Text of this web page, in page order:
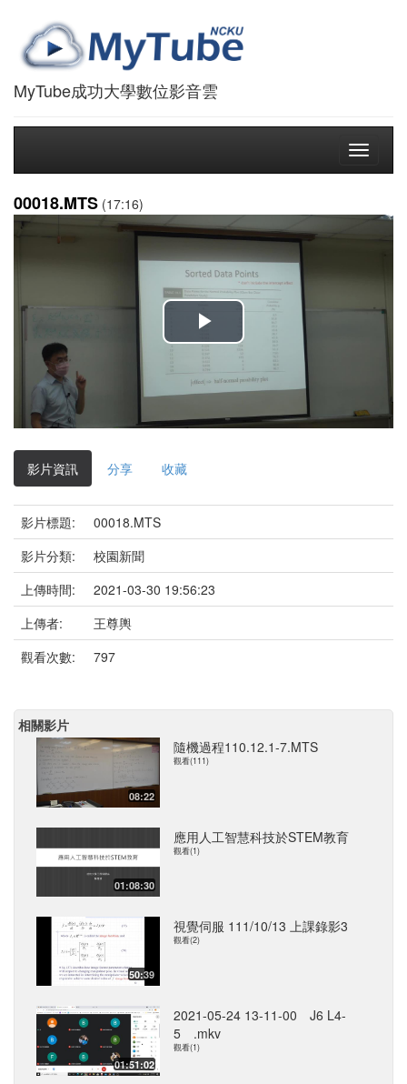
MyTube成功大學數位影音雲
Toggle
00018.MTS (17:16)
播
放
影
影片資訊 分享 收藏
影片標題:
00018.MTS
影片分類:
校園新聞
上傳時間:
2021-03-30 19:56:23
上傳者:
王尊輿
觀看次數:
797
相關影片
08:22
隨機過程110.12.1-7.MTS
觀看(111)
01:08:30
應用人工智慧科技於STEM教育
觀看(1)
50:39
視覺伺服 111/10/13 上課錄影3
觀看(2)
01:51:02
2021-05-24 13-11-00 J6 L4-
5 .mkv
觀看(1)